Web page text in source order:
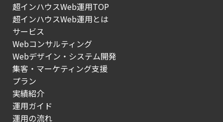
超インハウスWeb運用TOP
超インハウスWeb運用とは
サービス
Webコンサルティング
Webデザイン・システム開発
集客・マーケティング支援
プラン
実績紹介
運用ガイド
運用の流れ